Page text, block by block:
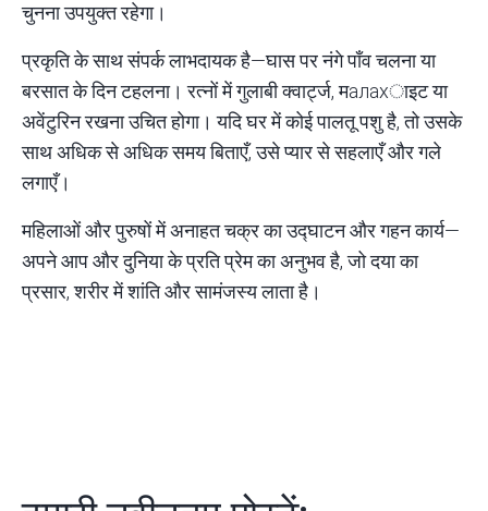
चुनना उपयुक्त रहेगा।
प्रकृति के साथ संपर्क लाभदायक है—घास पर नंगे पाँव चलना या
बरसात के दिन टहलना। रत्नों में गुलाबी क्वार्ट्ज, मалахाइट या
अवेंटुरिन रखना उचित होगा। यदि घर में कोई पालतू पशु है, तो उसके
साथ अधिक से अधिक समय बिताएँ, उसे प्यार से सहलाएँ और गले
लगाएँ।
महिलाओं और पुरुषों में अनाहत चक्र का उद्घाटन और गहन कार्य—
अपने आप और दुनिया के प्रति प्रेम का अनुभव है, जो दया का
प्रसार, शरीर में शांति और सामंजस्य लाता है।